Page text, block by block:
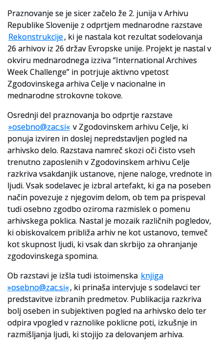
Slovenski elektronski arhiv
Anonimka
Virtualni.ZAC
Publikacije
Praznovanje se je sicer začelo že 2. junija v Arhivu
Republike Slovenije z odprtjem mednarodne razstave
Rekonstrukcije, ki je nastala kot rezultat sodelovanja
26 arhivov iz 26 držav Evropske unije. Projekt je nastal v
okviru mednarodnega izziva “International Archives
Week Challenge” in potrjuje aktivno vpetost
Zgodovinskega arhiva Celje v nacionalne in
mednarodne strokovne tokove.
Osrednji del praznovanja bo odprtje razstave
»osebno@zac.si« v Zgodovinskem arhivu Celje, ki
ponuja izviren in doslej nepredstavljen pogled na
arhivsko delo. Razstava namreč skozi oči čisto vseh
trenutno zaposlenih v Zgodovinskem arhivu Celje
razkriva vsakdanjik ustanove, njene naloge, vrednote in
ljudi. Vsak sodelavec je izbral artefakt, ki ga na poseben
način povezuje z njegovim delom, ob tem pa prispeval
tudi osebno zgodbo oziroma razmislek o pomenu
arhivskega poklica. Nastal je mozaik različnih pogledov,
ki obiskovalcem približa arhiv ne kot ustanovo, temveč
kot skupnost ljudi, ki vsak dan skrbijo za ohranjanje
zgodovinskega spomina.
Ob razstavi je izšla tudi istoimenska knjiga
»osebno@zac.si«, ki prinaša intervjuje s sodelavci ter
predstavitve izbranih predmetov. Publikacija razkriva
bolj oseben in subjektiven pogled na arhivsko delo ter
odpira vpogled v raznolike poklicne poti, izkušnje in
razmišljanja ljudi, ki stojijo za delovanjem arhiva.